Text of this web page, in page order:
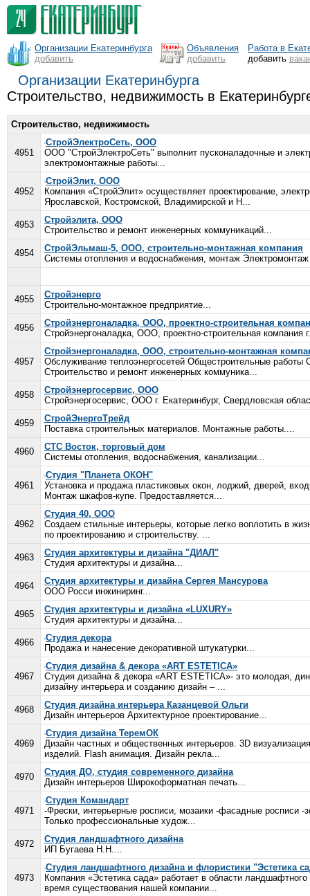
Организации Екатеринбурга
добавить
Объявления
добавить
Работа в
добавить
Организации Екатеринбурга
Строительство, недвижимость в
Строительство, недвижимость
4951
СтройЭлектроСеть, ООО
ООО "СтройЭлектроСеть" выполнит пусконаладочные и
электромонтажные работы...
4952
СтройЭлит, ООО
Компания «СтройЭлит» осуществляет проектирование,
Ярославской, Костромской, Владимирской и Н...
4953
Стройэлита, ООО
Строительство и ремонт инженерных коммуникаций...
4954
СтройЭльмаш-5, ООО, строительно-монтажная компания
Системы отопления и водоснабжения, монтаж
4955
Стройэнерго
Строительно-монтажное предприятие...
4956
Стройэнергоналадка, ООО, проектно-строительная
Стройэнергоналадка, ООО, проектно-строительная компания
4957
Стройэнергоналадка, ООО, строительно-монтажная
Обслуживание теплоэнергосетей Общестроительные работы
Строительство и ремонт инженерных коммуника...
4958
Стройэнергосервис, ООО
Стройэнергосервис, ООО г. Екатеринбург, Свердловская
4959
СтройЭнергоТрейд
Поставка строительных материалов. Монтажные работы....
4960
СТС Восток, торговый дом
Системы отопления, водоснабжения, канализации...
4961
Студия "Планета ОКОН"
Установка и продажа пластиковых окон, лоджий, дверей,
Монтаж шкафов-купе. Предоставляется...
4962
Студия 40, ООО
Создаем стильные интерьеры, которые легко воплотить в
по проектированию и строительству. ...
4963
Студия архитектуры и дизайна "ДИАЛ"
Студия архитектуры и дизайна...
4964
Студия архитектуры и дизайна Сергея Мансурова
ООО Росси инжиниринг...
4965
Студия архитектуры и дизайна «LUXURY»
Студия архитектуры и дизайна...
4966
Студия декора
Продажа и нанесение декоративной штукатурки...
4967
Студия дизайна & декора «ART ESTETICA»
Студия дизайна & декора «ART ESTETICA»- это молодая,
дизайну интерьера и созданию дизайн – ...
4968
Студия дизайна интерьера Казанцевой Ольги
Дизайн интерьеров Архитектурное проектирование...
4969
Студия дизайна ТеремОК
Дизайн частных и общественных интерьеров. 3D
изделий. Flash анимация. Дизайн рекла...
4970
Студия ДО, студия современного дизайна
Дизайн интерьеров Широкоформатная печать...
4971
Студия Командарт
-Фрески, интерьерные росписи, мозаики -фасадные росписи -
Только профессиональные худож...
4972
Студия ландшафтного дизайна
ИП Бугаева Н.Н....
4973
Студия ландшафтного дизайна и флористики "Эстетика
Компания «Эстетика сада» работает в области
время существования нашей компании...